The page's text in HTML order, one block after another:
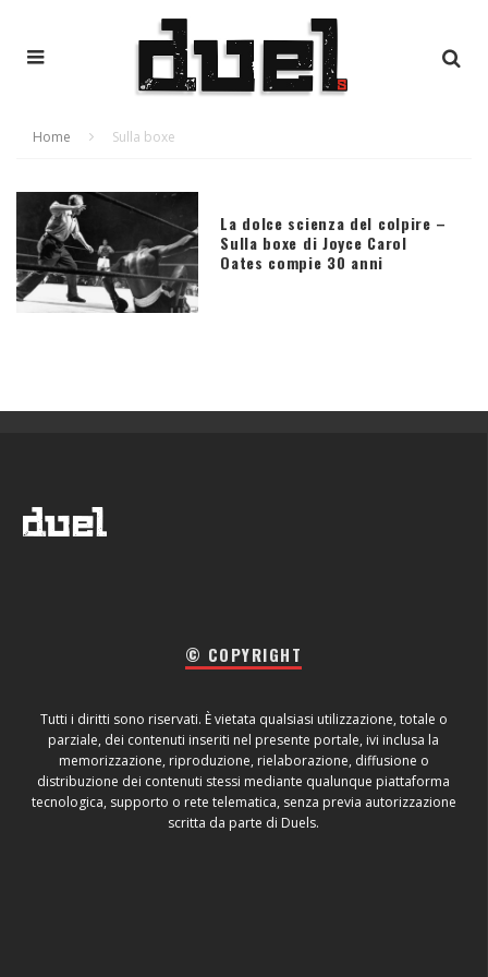
Home Sulla boxe
La dolce scienza del colpire –
Sulla boxe di Joyce Carol
Oates compie 30 anni
© COPYRIGHT
Tutti i diritti sono riservati. È vietata qualsiasi utilizzazione, totale o
parziale, dei contenuti inseriti nel presente portale, ivi inclusa la
memorizzazione, riproduzione, rielaborazione, diffusione o
distribuzione dei contenuti stessi mediante qualunque piattaforma
tecnologica, supporto o rete telematica, senza previa autorizzazione
scritta da parte di Duels.